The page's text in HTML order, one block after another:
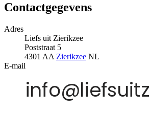
Contactgegevens
Adres
Liefs uit Zierikzee
Poststraat 5
4301 AA Zierikzee NL
E-mail